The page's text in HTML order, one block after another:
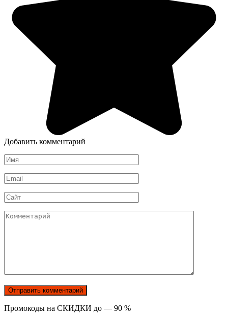
Добавить комментарий
Имя
*
Email
*
Сайт
Комментарий
Промокоды на СКИДКИ до — 90 %